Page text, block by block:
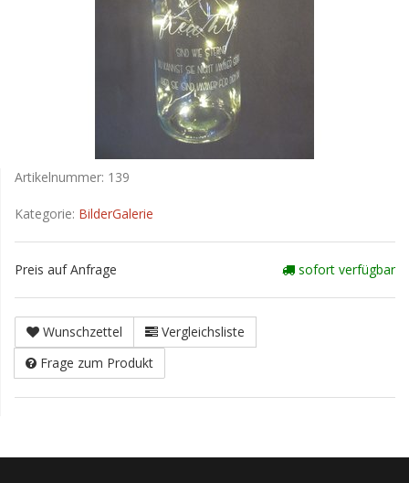
Artikelnummer: 139
Kategorie: BilderGalerie
Preis auf Anfrage sofort verfügbar
Wunschzettel
Vergleichsliste
Frage zum Produkt